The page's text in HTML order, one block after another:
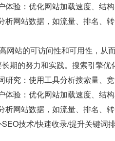
验：优化网站加载速度、结
网站数据，如流量、排名、转
站的可访问性和可用性，从
期的努力和实践。搜索引擎
究：使用工具分析搜索量、
验：优化网站加载速度、结
网站数据，如流量、排名、转
技术/快速收录/提升关键词